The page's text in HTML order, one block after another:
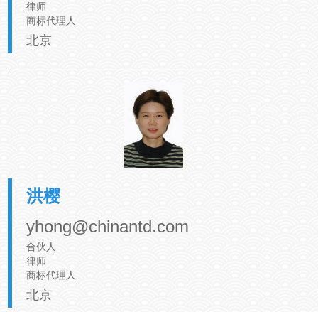
律师
商标代理人
北京
洪樱
yhong@chinantd.com
合伙人
律师
商标代理人
北京